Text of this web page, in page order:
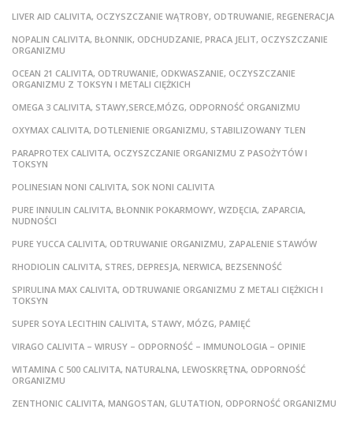
LIVER AID CALIVITA, OCZYSZCZANIE WĄTROBY, ODTRUWANIE, REGENERACJA
NOPALIN CALIVITA, BŁONNIK, ODCHUDZANIE, PRACA JELIT, OCZYSZCZANIE
ORGANIZMU
OCEAN 21 CALIVITA, ODTRUWANIE, ODKWASZANIE, OCZYSZCZANIE
ORGANIZMU Z TOKSYN I METALI CIĘŻKICH
OMEGA 3 CALIVITA, STAWY,SERCE,MÓZG, ODPORNOŚĆ ORGANIZMU
OXYMAX CALIVITA, DOTLENIENIE ORGANIZMU, STABILIZOWANY TLEN
PARAPROTEX CALIVITA, OCZYSZCZANIE ORGANIZMU Z PASOŻYTÓW I
TOKSYN
POLINESIAN NONI CALIVITA, SOK NONI CALIVITA
PURE INNULIN CALIVITA, BŁONNIK POKARMOWY, WZDĘCIA, ZAPARCIA,
NUDNOŚCI
PURE YUCCA CALIVITA, ODTRUWANIE ORGANIZMU, ZAPALENIE STAWÓW
RHODIOLIN CALIVITA, STRES, DEPRESJA, NERWICA, BEZSENNOŚĆ
SPIRULINA MAX CALIVITA, ODTRUWANIE ORGANIZMU Z METALI CIĘŻKICH I
TOKSYN
SUPER SOYA LECITHIN CALIVITA, STAWY, MÓZG, PAMIĘĆ
VIRAGO CALIVITA – WIRUSY – ODPORNOŚĆ – IMMUNOLOGIA – OPINIE
WITAMINA C 500 CALIVITA, NATURALNA, LEWOSKRĘTNA, ODPORNOŚĆ
ORGANIZMU
ZENTHONIC CALIVITA, MANGOSTAN, GLUTATION, ODPORNOŚĆ ORGANIZMU